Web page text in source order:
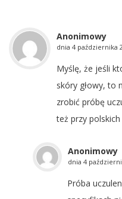
Anonimowy
dnia 4 października
Myślę, że jeśli
skóry głowy, to
zrobić próbę
też przy
Anonimowy
dnia 4
Próba